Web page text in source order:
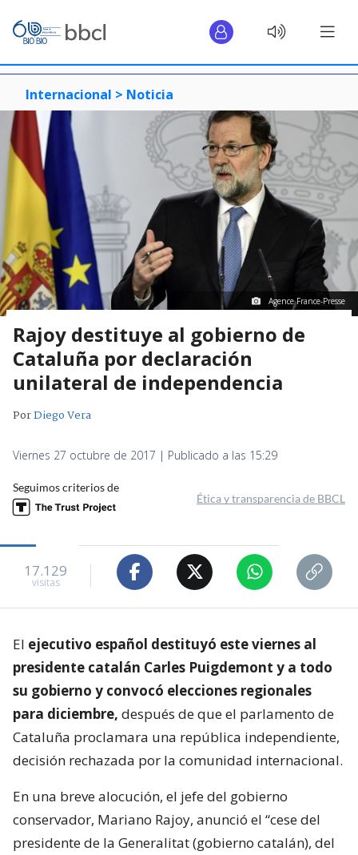
Internacional > Noticia
Agence France-Presse
Rajoy destituye al gobierno de
Cataluña por declaración
unilateral de independencia
PorDiego Vera
Viernes 27 octubre de 2017 | Publicado a las 15:29
Seguimos criterios de
Ética y transparencia de BBCL
17.129
visitas
El ejecutivo español destituyó este viernes al
presidente catalán Carles Puigdemont y a todo
su gobierno y convocó elecciones regionales
para diciembre, después de que el parlamento de
Cataluña proclamara una república independiente,
decisión rechazada por la comunidad internacional.
En una breve alocución, el jefe del gobierno
conservador, Mariano Rajoy, anunció el “cese del
presidente de la Generalitat (gobierno catalán), del